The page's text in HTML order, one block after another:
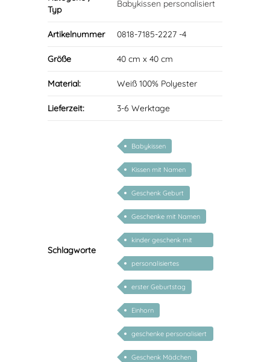
Typ
Babykissen personalisiert
Artikelnummer 0818-7185-2227 -4
Größe 40 cm x 40 cm
Material: Weiß 100% Polyester
Lieferzeit: 3-6 Werktage
Schlagworte
Babykissen
Kissen mit Namen
Geschenk Geburt
Geschenke mit Namen
kinder geschenk mit
namen
personalisiertes
Geschenk Baby
erster Geburtstag
Einhorn
geschenke personalisiert
kinder
Geschenk Mädchen